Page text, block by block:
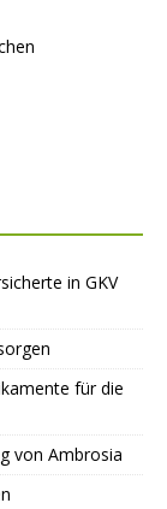
in GKV
für die
von Ambrosia